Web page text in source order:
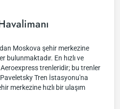
Moskova şehir merkezine
bulunmaktadır. En hızlı ve
trenleridir; bu trenler
Tren İstasyonu'na
merkezine hızlı bir ulaşım